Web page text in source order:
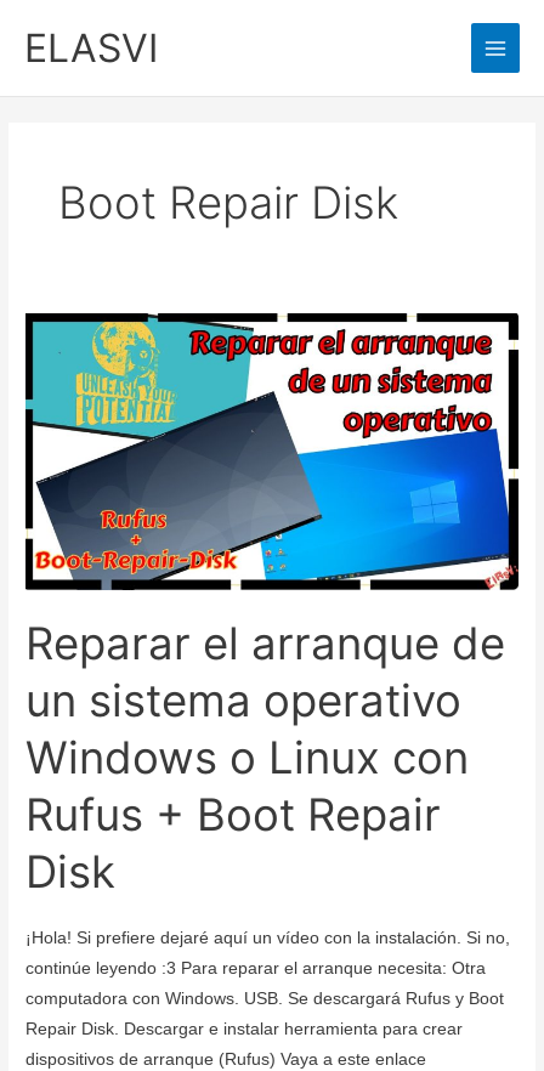
ELASVI
Main
Boot Repair Disk
Reparar el arranque de
un sistema operativo
Windows o Linux con
Rufus + Boot Repair
Disk
¡Hola! Si prefiere dejaré aquí un vídeo con la instalación. Si no,
continúe leyendo :3 Para reparar el arranque necesita: Otra
computadora con Windows. USB. Se descargará Rufus y Boot
Repair Disk. Descargar e instalar herramienta para crear
dispositivos de arranque (Rufus) Vaya a este enlace